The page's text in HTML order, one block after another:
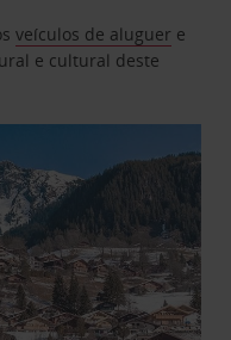
veículos de aluguer e
e cultural deste